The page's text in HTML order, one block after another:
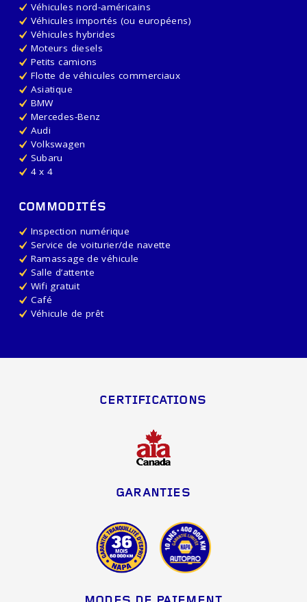
Véhicules nord-américains
Véhicules importés (ou européens)
Véhicules hybrides
Moteurs diesels
Petits camions
Flotte de véhicules commerciaux
Asiatique
BMW
Mercedes-Benz
Audi
Volkswagen
Subaru
4 x 4
COMMODITÉS
Inspection numérique
Service de voiturier/de navette
Ramassage de véhicule
Salle d’attente
Wifi gratuit
Café
Véhicule de prêt
CERTIFICATIONS
GARANTIES